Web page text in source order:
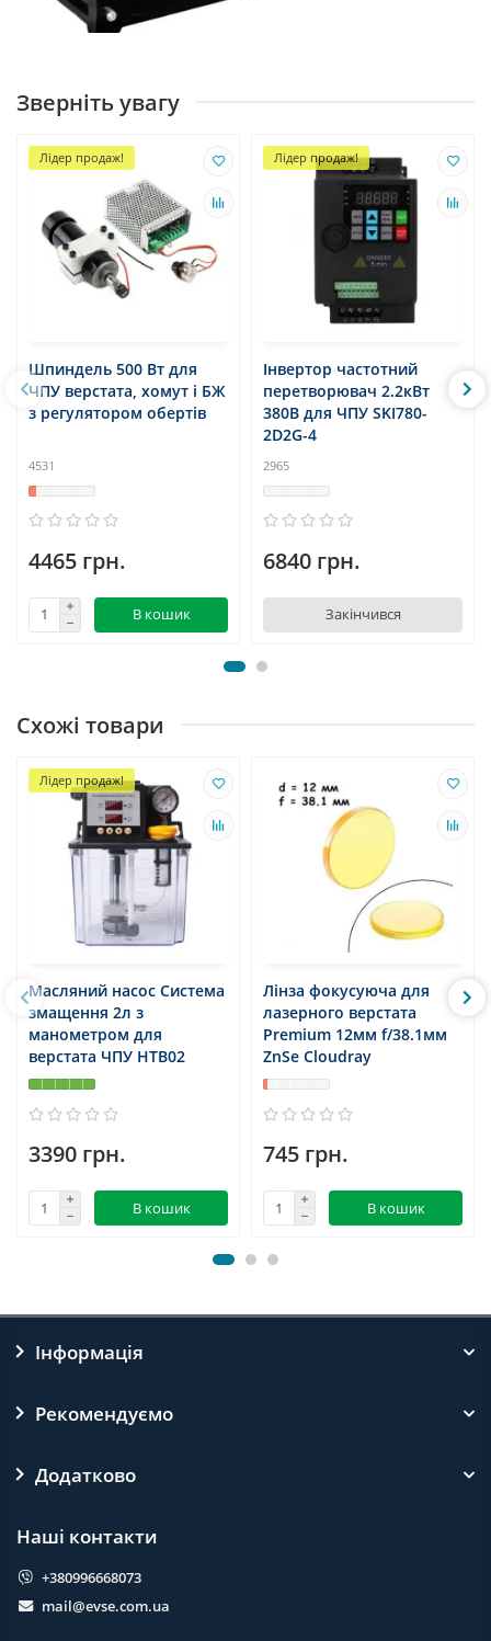
Зверніть увагу
Лідер продаж!
Шпиндель 500 Вт для
ЧПУ верстата, хомут і БЖ
з регулятором обертів
4531
4465 грн.
В кошик
Лідер продаж!
Інвертор частотний
перетворювач 2.2кВт
380В для ЧПУ SKI780-
2D2G-4
2965
6840 грн.
Закінчився
Схожі товари
Лідер продаж!
Масляний насос Система
змащення 2л з
манометром для
верстата ЧПУ HTB02
3390 грн.
В кошик
Лінза фокусуюча для
лазерного верстата
Premium 12мм f/38.1мм
ZnSe Cloudray
745 грн.
В кошик
Інформація
Рекомендуємо
Додатково
Наші контакти
+380996668073
mail@evse.com.ua